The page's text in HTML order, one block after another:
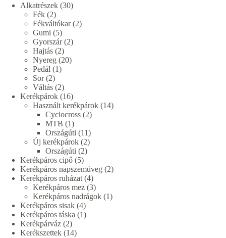
Alkatrészek 3030
Fék 22
termék
Fékváltókar 22
Gumi 55
termék
Gyorszár 22
Hajtás 22
termék
Nyereg 2020
Pedál 11
Sor 22
termék
Váltás 22
termék
Kerékpárok 1616
termék
Használt kerékpárok 1414
Cyclocross 22
MTB 11
termék
Országúti 1111
termék
Új kerékpárok 22
termék
Országúti 22
Kerékpáros cipő 55
termék
Kerékpáros napszemüveg 22
Kerékpáros ruházat 44
termék
Kerékpáros mez 33
termék
Kerékpáros nadrágok 11
Kerékpáros sisak 44
termék
Kerékpáros táska 11
Kerékpárváz 22
termék
Kerékszettek 1414